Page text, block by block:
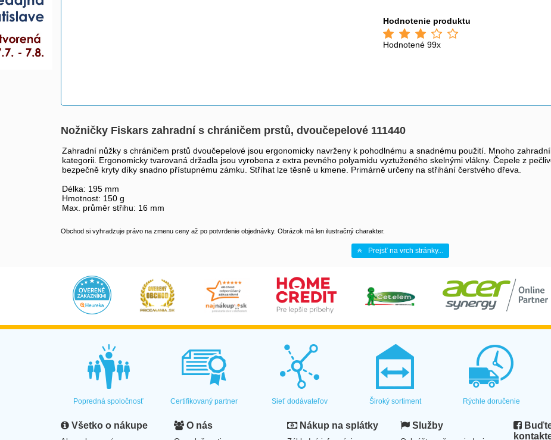
Hodnotenie produktu
Hodnotené 99x
Nožničky Fiskars zahradní s chráničem prstů, dvoučepelové 111440
Zahradní nůžky s chráničem prstů dvoučepelové jsou ergonomicky navrženy k pohodlnému a snadnému použití. Mnoho
kategorii. Ergonomicky tvarovaná držadla jsou vyrobena z extra pevného polyamidu vyztuženého skelnými vlákny. Čepele z
bezpečně kryty díky snadno přístupnému zámku. Stříhat lze těsně u kmene. Primárně určeny na střihání čerstvého dřeva.
Délka: 195 mm
Hmotnost: 150 g
Max. průměr střihu: 16 mm
Obchod si vyhradzuje právo na zmenu ceny až po potvrdenie objednávky. Obrázok má len ilustračný charakter.
Prejsť na vrch stránky...
Popredná spoločnosť Certifikovaný partner Sieť dodávateľov Široký sortiment Rýchle doručenie
Všetko o nákupe O nás Nákup na splátky Služby